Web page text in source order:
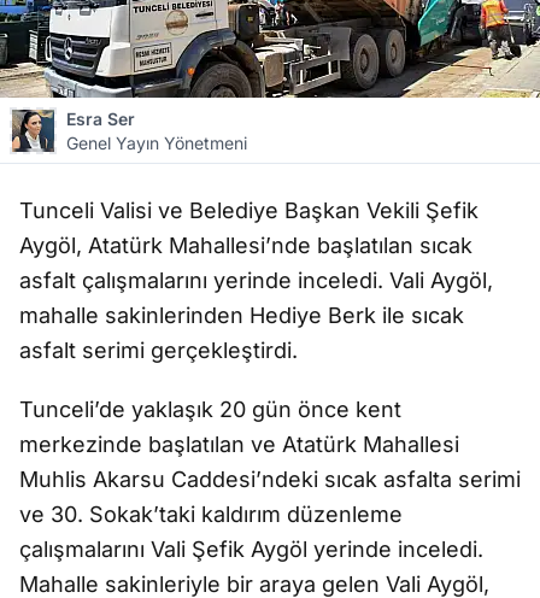
Esra Ser
Genel Yayın Yönetmeni
Tunceli Valisi ve Belediye Başkan Vekili Şefik
Aygöl, Atatürk Mahallesi’nde başlatılan sıcak
asfalt çalışmalarını yerinde inceledi. Vali Aygöl,
mahalle sakinlerinden Hediye Berk ile sıcak
asfalt serimi gerçekleştirdi.
Tunceli’de yaklaşık 20 gün önce kent
merkezinde başlatılan ve Atatürk Mahallesi
Muhlis Akarsu Caddesi’ndeki sıcak asfalta serimi
ve 30. Sokak’taki kaldırım düzenleme
çalışmalarını Vali Şefik Aygöl yerinde inceledi.
Mahalle sakinleriyle bir araya gelen Vali Aygöl,